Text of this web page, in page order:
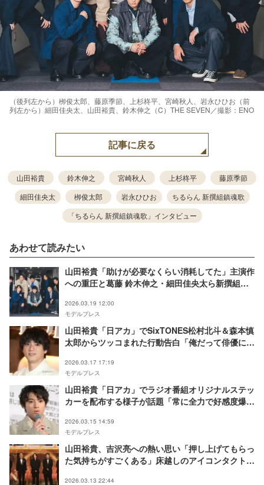
（後列左から）栁俊太郎、藤原季節、上杉柊平、宮崎秋人、岩永ひひお（前
列左から）細田佳央太、山田裕貴、鈴木伸之（C）THE SEVEN／撮影：ENO
記事に戻る
山田裕貴 鈴木伸之 宮崎秋人 上杉柊平
藤原季節
細田佳央太
栁俊太郎 岩永ひひお
ちるらん 新撰組鎮魂歌
「ちるらん 新撰組鎮魂歌」インタビュー
あわせて読みたい
山田裕貴「助けが必要なくらい消耗してた」主演作
への重圧と葛藤 鈴木伸之・細田佳央太ら新撰組キ
魂歌」座談会前編】
2026.03.19 12:00
モデルプレス
山田裕貴「日アカ」でSixTONES松村北斗＆森本慎
太郎からツッコまれた行動告白「俺だって俳優にな
2026.03.17 17:19
モデルプレス
山田裕貴「日アカ」でラジオ番組オリジナルステッ
カーを配布する様子が話題「常に全力で好感度爆
2026.03.15 14:59
モデルプレス
山田裕貴、吉沢亮への熱い思い「押し上げてもらっ
た気持ちがすごくある」床越しのアイコンタクト熱
2026.03.13 22:44